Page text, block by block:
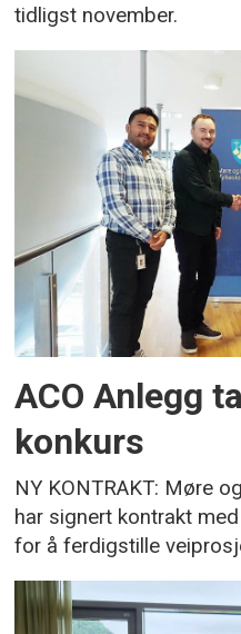
tidligst november.
ACO Anlegg
konkurs
NY KONTRAKT: Møre
har signert kontrakt
for å ferdigstille